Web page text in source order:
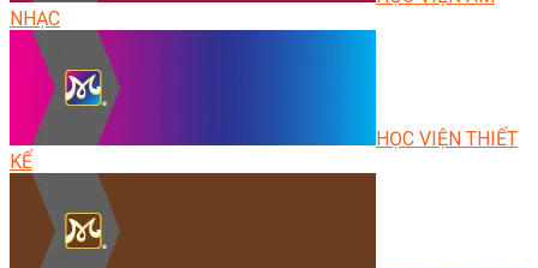
NHẠC
HỌC VIỆN THIẾT
KẾ